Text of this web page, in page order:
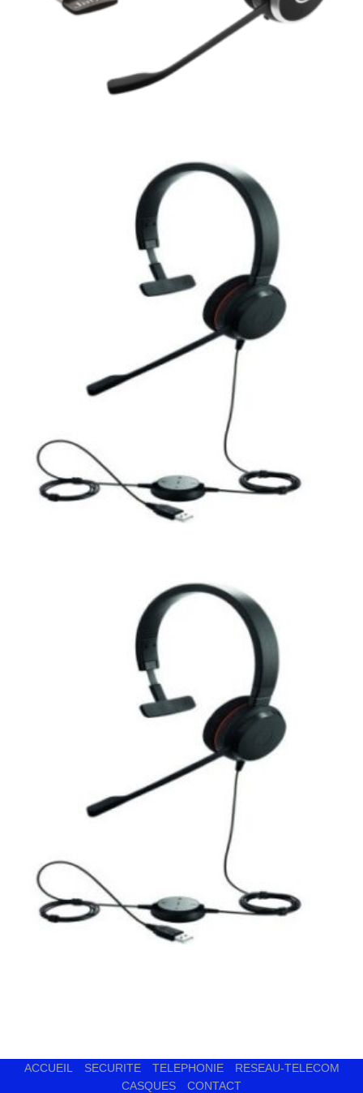
ACCUEIL SECURITE TELEPHONIE
RESEAU-TELECOM
CASQUES
CONTACT